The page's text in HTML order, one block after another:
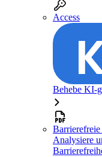
Access
Behebe KI-
Analysiere